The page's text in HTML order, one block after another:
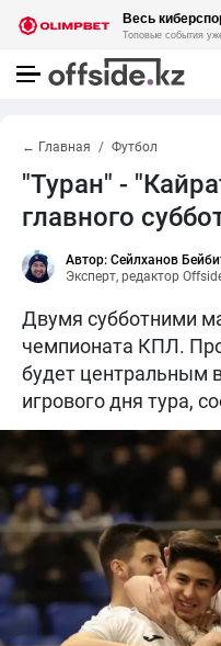
← Главная Футбол
"Туран" -
главного
Автор: Сейлханов
Эксперт, редактор
Двумя субботними
чемпионата КПЛ.
будет центральным
игрового дня тура,